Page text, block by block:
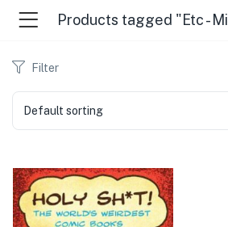
Filter
Default sorting